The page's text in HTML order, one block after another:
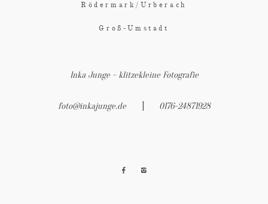
Rödermark/Urberach
Groß-Umstadt
Inka Junge - klitzekleine Fotografie
foto@inkajunge.de 0176-24871928